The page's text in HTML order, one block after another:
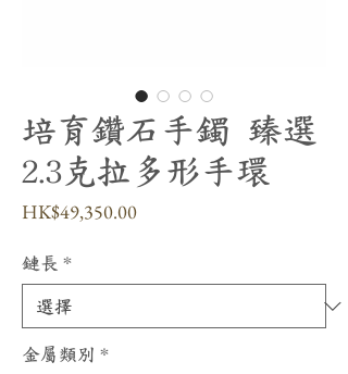
培育鑽石手鐲 臻選
2.3克拉多形手環
HK$49,350.00價
鏈長 *
金屬類別 *